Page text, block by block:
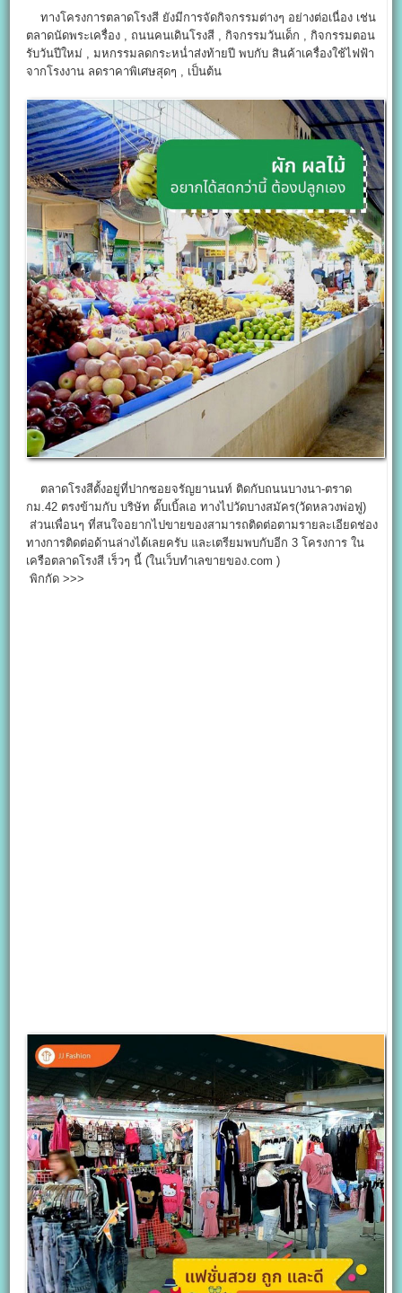
ทางโครงการตลาดโรงสี ยังมีการจัดกิจกรรมต่างๆ อย่างต่อเนื่อง เช่น
ตลาดนัดพระเครื่อง , ถนนคนเดินโรงสี , กิจกรรมวันเด็ก , กิจกรรมตอน
รับวันปีใหม่ , มหกรรมลดกระหน่ำส่งท้ายปี พบกับ สินค้าเครื่องใช้ไฟฟ้า
จากโรงงาน ลดราคาพิเศษสุดๆ , เป็นต้น
ตลาดโรงสีตั้งอยู่ที่ปากซอยจรัญยานนท์ ติดกับถนนบางนา-ตราด
กม.42 ตรงข้ามกับ บริษัท ดั๊บเบิ้ลเอ ทางไปวัดบางสมัคร(วัดหลวงพ่อฟู)
ส่วนเพื่อนๆ ที่สนใจอยากไปขายของสามารถติดต่อตามรายละเอียดช่อง
ทางการติดต่อด้านล่างได้เลยครับ และเตรียมพบกับอีก 3 โครงการ ใน
เครือตลาดโรงสี เร็วๆ นี้ (ในเว็บทำเลขายของ.com )
พิกกัด >>>